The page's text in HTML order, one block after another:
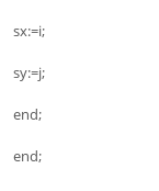
sx:=i;
sy:=j;
end;
end;